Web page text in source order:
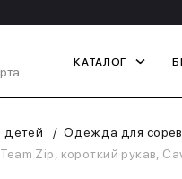
КАТАЛОГ
детей Одежда для
Zip, короткий рукав,